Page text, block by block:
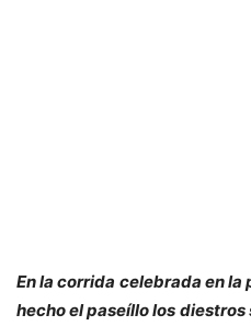
En la corrida celebrada en la
hecho el paseíllo los